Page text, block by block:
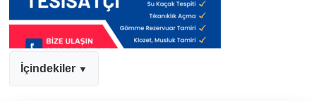
İçindekiler